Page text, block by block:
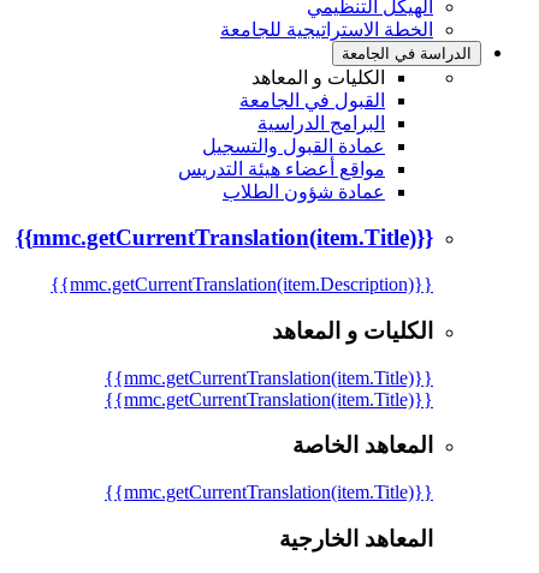
الهيكل التنظيمي
الخطة الاستراتيجية للجامعة
الدراسة في الجامعة
الكليات و المعاهد
القبول في الجامعة
البرامج الدراسية
عمادة القبول والتسجيل
مواقع أعضاء هيئة التدريس
عمادة شؤون الطلاب
{{mmc.getCurrentTranslation(item.Title)}}
{{mmc.getCurrentTranslation(item.Description)}}
الكليات و المعاهد
{{mmc.getCurrentTranslation(item.Title)}}
{{mmc.getCurrentTranslation(item.Title)}}
المعاهد الخاصة
{{mmc.getCurrentTranslation(item.Title)}}
المعاهد الخارجية